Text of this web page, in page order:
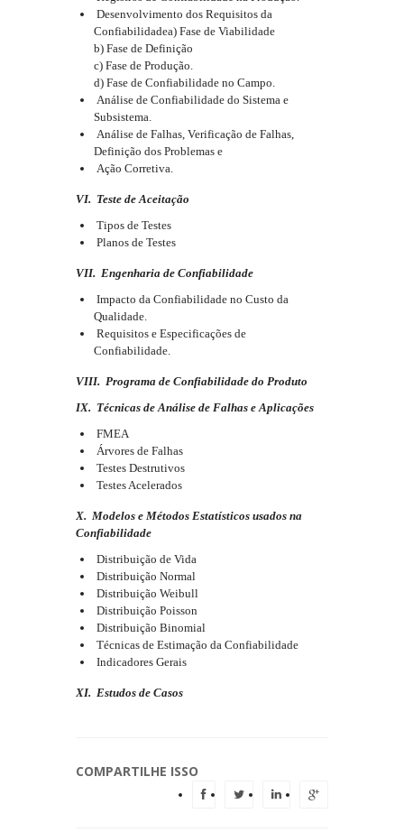
Desenvolvimento dos Requisitos da
Confiabilidadea) Fase de Viabilidade
b) Fase de Definição
c) Fase de Produção.
d) Fase de Confiabilidade no Campo.
Análise de Confiabilidade do Sistema e
Subsistema.
Análise de Falhas, Verificação de Falhas,
Definição dos Problemas e
Ação Corretiva.
VI. Teste de Aceitação
Tipos de Testes
Planos de Testes
VII. Engenharia de Confiabilidade
Impacto da Confiabilidade no Custo da
Qualidade.
Requisitos e Especificações de
Confiabilidade.
VIII. Programa de Confiabilidade do Produto
IX. Técnicas de Análise de Falhas e Aplicações
FMEA
Árvores de Falhas
Testes Destrutivos
Testes Acelerados
X. Modelos e Métodos Estatísticos usados na
Confiabilidade
Distribuição de Vida
Distribuição Normal
Distribuição Weibull
Distribuição Poisson
Distribuição Binomial
Técnicas de Estimação da Confiabilidade
Indicadores Gerais
XI. Estudos de Casos
COMPARTILHE ISSO